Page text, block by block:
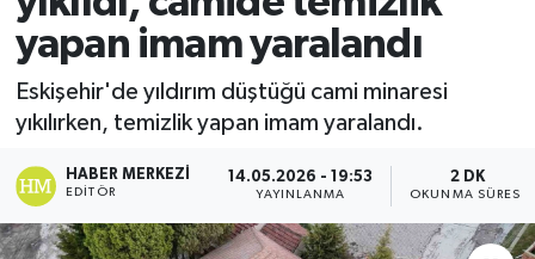
yapan imam yaralandı
Eskişehir'de yıldırım düştüğü cami minaresi
yıkılırken, temizlik yapan imam yaralandı.
HABER MERKEZI
EDITÖR
14.05.2026 - 19:53
YAYINLANMA
2 DK
OKUNMA SÜRESI
Ekonomi
Sağlık
Tokat Haber